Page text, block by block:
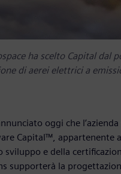
ha scelto Capital dal
di aerei elettrici a
oggi che
Capital™, appartenente
e della
supporterà la